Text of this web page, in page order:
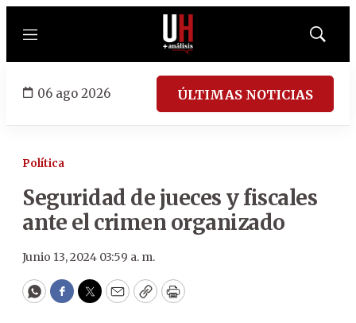
Menú
Mostrar
06 ago 2026 ÚLTIMAS NOTICIAS
Política
Seguridad de jueces y fiscales
ante el crimen organizado
Junio 13, 2024 03:59 a. m.
WhatsApp
Facebook
Twitter
EmailCopyPrint